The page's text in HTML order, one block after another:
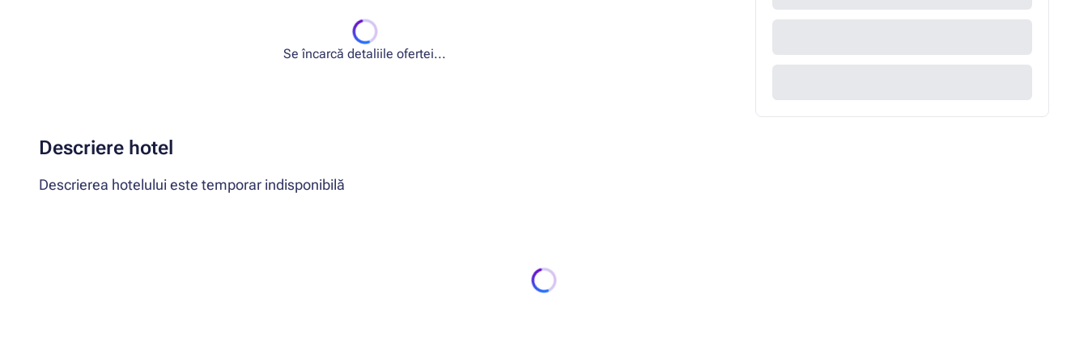
Se încarcă detaliile ofertei...
Descriere hotel
Descrierea hotelului este temporar indisponibilă